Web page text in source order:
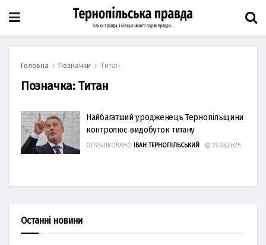
Головна Позначки Титан
Позначка: Титан
Найбагатший уродженець Тернопільщини
контролює видобуток титану
ОПУБЛІКОВАНО ІВАН ТЕРНОПІЛЬСЬКИЙ 27.03.2025
Останні новини